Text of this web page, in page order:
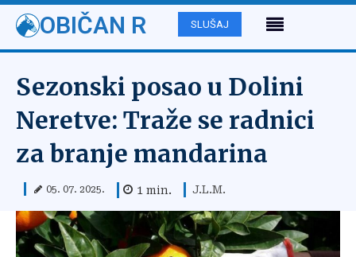
OBIČAN R SLUŠAJ
Sezonski posao u Dolini
Neretve: Traže se radnici
za branje mandarina
05. 07. 2025. 1 min. J.L.M.